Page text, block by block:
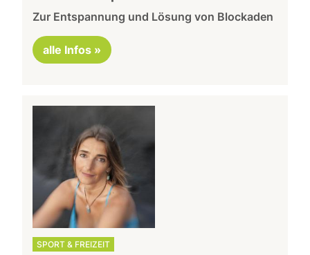
Zur Entspannung und Lösung von Blockaden
alle Infos »
SPORT & FREIZEIT